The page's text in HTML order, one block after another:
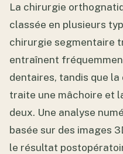
La chirurgie
classée en plusieurs
chirurgie segmentaire
entraînent
dentaires, tandis que
traite une mâchoire et
deux. Une analyse
basée sur des images
le résultat